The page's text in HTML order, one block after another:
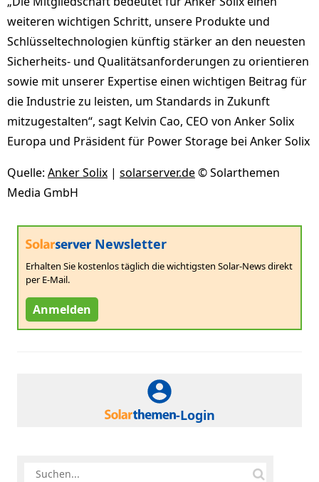
weiteren wichtigen Schritt, unsere Produkte und
Schlüsseltechnologien künftig stärker an den neuesten
Sicherheits- und Qualitätsanforderungen zu orientieren
sowie mit unserer Expertise einen wichtigen Beitrag für
die Industrie zu leisten, um Standards in Zukunft
mitzugestalten“, sagt Kelvin Cao, CEO von Anker Solix
Europa und Präsident für Power Storage bei Anker Solix
Quelle: Anker Solix | solarserver.de© Solarthemen
Media GmbH
Newsletter
Erhalten Sie kostenlos täglich die wichtigsten Solar-News direkt
per E-Mail.
Anmelden
-Login